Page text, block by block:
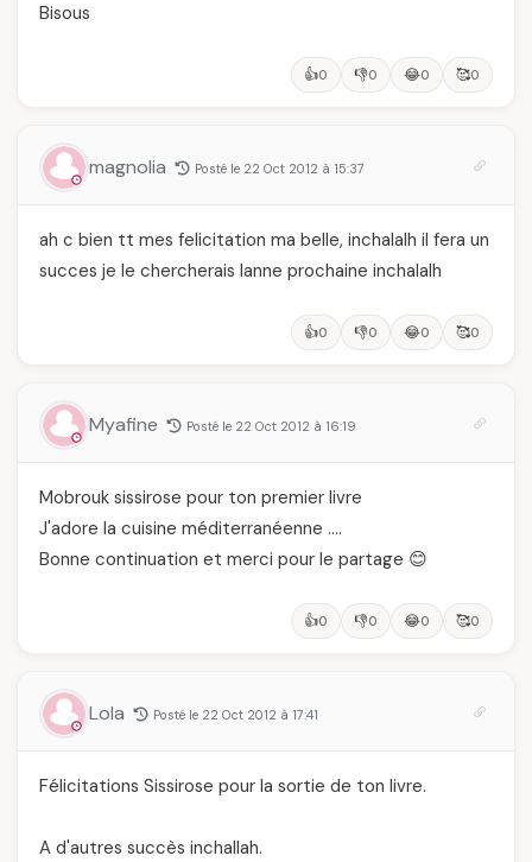
Bisous
👍0 👎0 😂0 🥰0
magnolia Posté le 22 Oct 2012 à 15:37
ah c bien tt mes felicitation ma belle, inchalalh il fera un
succes je le chercherais lanne prochaine inchalalh
👍0 👎0 😂0 🥰0
Myafine Posté le 22 Oct 2012 à 16:19
Mobrouk sissirose pour ton premier livre
J'adore la cuisine méditerranéenne ….
Bonne continuation et merci pour le partage 😊
👍0 👎0 😂0 🥰0
Lola Posté le 22 Oct 2012 à 17:41
Félicitations Sissirose pour la sortie de ton livre.
A d'autres succès inchallah.